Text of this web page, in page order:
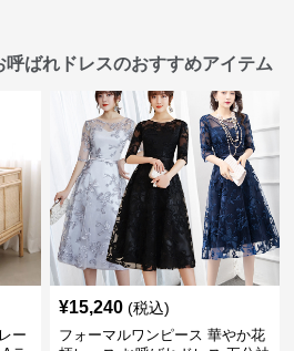
ばれドレスのおすすめアイテム
ー
¥15,240 (税込)
フォーマルワンピース 華やか花